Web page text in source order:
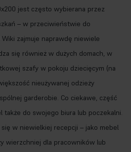
jest często wybierana przez
– w przeciwieństwie do
zajmuje naprawdę niewiele
się również w dużych domach, w
szafy w pokoju dziecięcym (na
nieużywanej odzieży
garderobie. Co ciekawe, część
do swojego biura lub poczekalni.
w niewielkiej recepcji – jako mebel
wierzchniej dla pracowników lub